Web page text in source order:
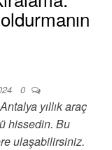
0
yıllık araç
hissedin. Bu
ulaşabilirsiniz.